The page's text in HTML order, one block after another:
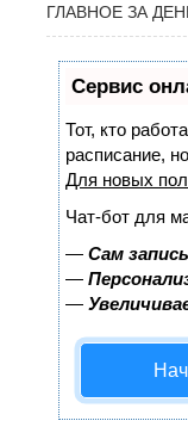
ГЛАВНОЕ ЗА
Сервис
Тот, кто
расписание,
Для новых
Чат-бот для
—Сам
—
—